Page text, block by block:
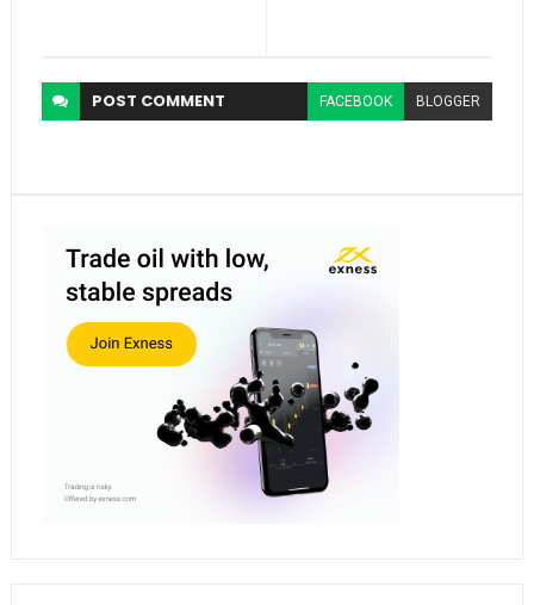
POST COMMENT FACEBOOK BLOGGER